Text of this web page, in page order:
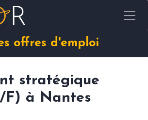
offres d'emploi
stratégique
F) à Nantes